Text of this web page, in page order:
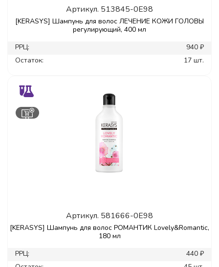
Артикул. 513845-0E98
[KERASYS] Шампунь для волос ЛЕЧЕНИЕ КОЖИ ГОЛОВЫ
регулирующий, 400 мл
РРЦ:
940 ₽
Остаток:
17 шт.
Артикул. 581666-0E98
[KERASYS] Шампунь для волос РОМАНТИК Lovely&Romantic,
180 мл
РРЦ:
440 ₽